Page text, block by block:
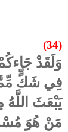
(34)
وَلَقَدْ
فِي شَكٍّ
يَبْعَثَ
مَنْ هُوَ